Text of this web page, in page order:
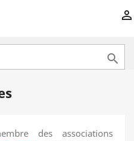


des associations